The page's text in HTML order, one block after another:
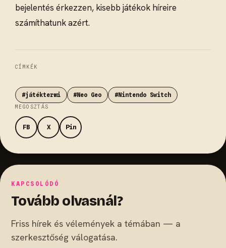
bejelentés érkezzen, kisebb játékok híreire
számíthatunk azért.
CÍMKÉK
#játéktermi #Neo Geo #Nintendo Switch
MEGOSZTÁS
FB X Pin
KAPCSOLÓDÓ
Tovább olvasnál?
Friss hírek és vélemények a témában — a
szerkesztőség válogatása.